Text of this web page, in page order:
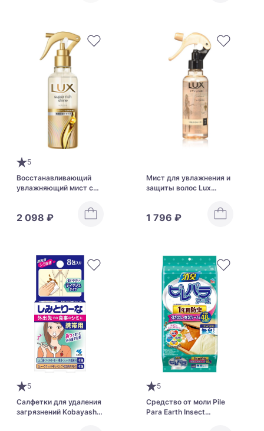
5
Восстанавливающий
увлажняющий мист с
аргановым маслом LUX
Super Rich Shine
2 098 ₽
Мист для увлажнения и
защиты волос Lux
1 796 ₽
5
Салфетки для удаления
загрязнений Kobayashi
5
Средство от моли Pile
Para Earth Insect